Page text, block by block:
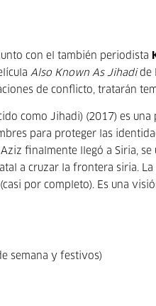
con el también periodista
Also Known As Jihadide
de conflicto, tratarán
como Jihadi) (2017) es
para proteger las
finalmente llegó a Siria,
a cruzar la frontera siria.
por completo). Es una
semana y festivos)